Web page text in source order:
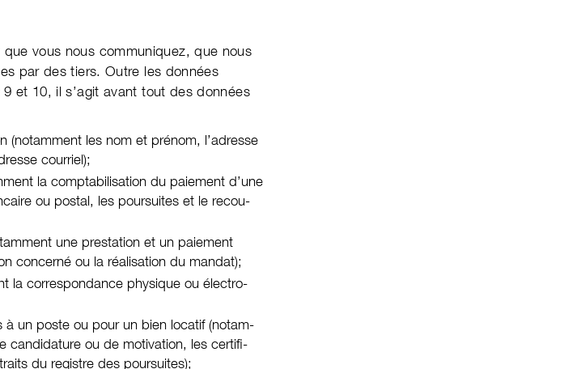
vous nous com­muni­quez, que nous
par des tiers. Outre les don­nées
et 10, il s’agit avant tout des don­nées
les nom et prénom, l’adresse
cour­riel);
la compta­bi­li­sation du paie­ment d’une
ou postal, les pour­suites et le recou­
une presta­tion et un paie­ment
concerné ou la réali­sa­tion du mandat);
la cor­res­pon­dance physique ou électro­
un poste ou pour un bien locatif (notam­
candi­da­ture ou de moti­va­tion, les certi­fi­
du registre des pour­suites);